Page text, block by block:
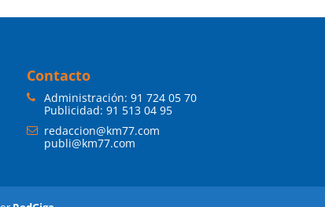
Contacto
Administración: 91 724 05 70
Publicidad: 91 513 04 95
redaccion@km77.com
publi@km77.com